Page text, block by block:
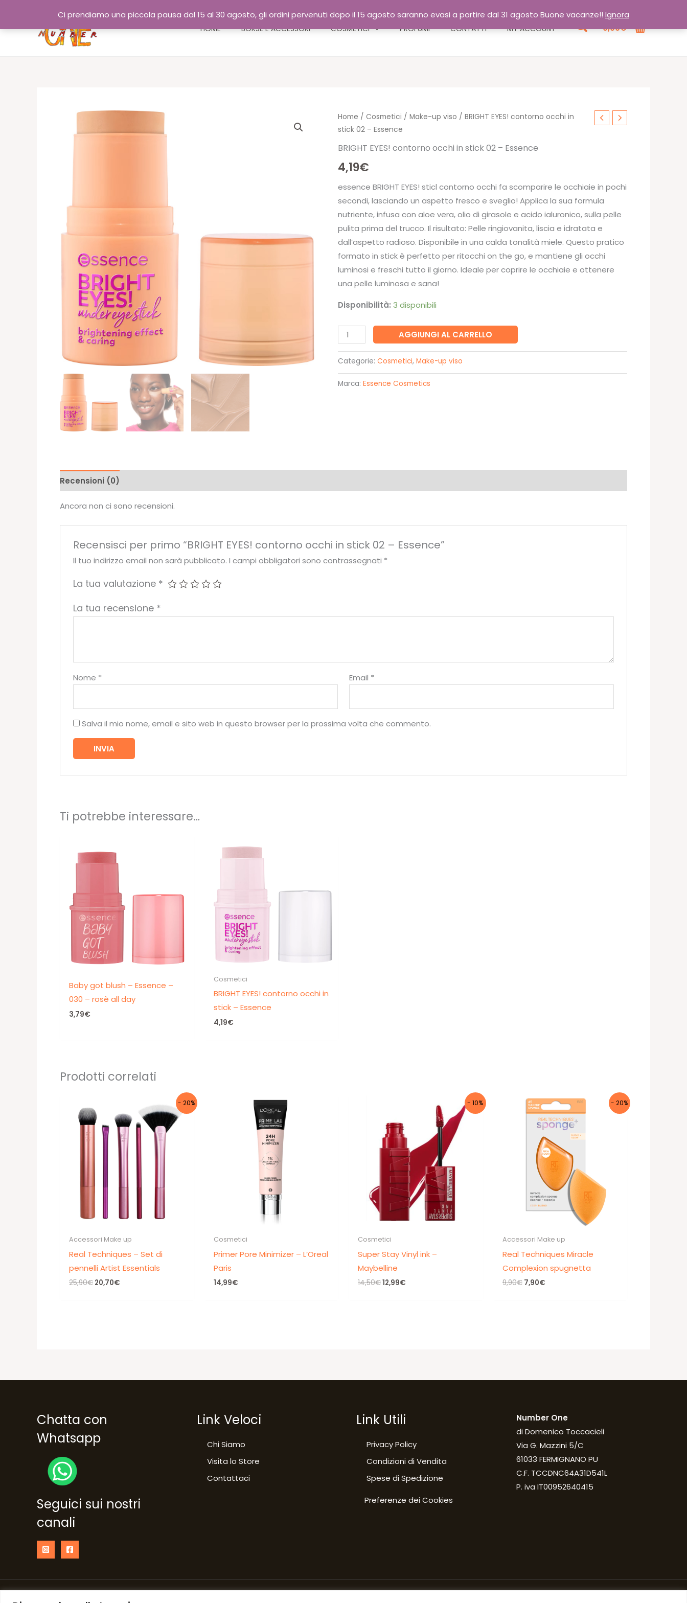
Ci prendiamo una piccola pausa dal 15 al 30 agosto, gli ordini pervenuti dopo il 15 agosto saranno evasi a partire dal 31 agosto Buone vacanze!! Ignora
contenuto
HOME BORSE E ACCESSORI COSMETICI PROFUMI CONTATTI MY ACCOUNT Cerca
0,00€
Home / Cosmetici / Make-up viso / BRIGHT EYES! contorno occhi in
stick 02 – Essence
BRIGHT EYES! contorno occhi in stick 02 – Essence
4,19€
essence BRIGHT EYES! sticl contorno occhi fa scomparire le occhiaie in pochi
secondi, lasciando un aspetto fresco e sveglio! Applica la sua formula
nutriente, infusa con aloe vera, olio di girasole e acido ialuronico, sulla pelle
pulita prima del trucco. Il risultato: Pelle ringiovanita, liscia e idratata e
dall’aspetto radioso. Disponibile in una calda tonalità miele. Questo pratico
formato in stick è perfetto per ritocchi on the go, e mantiene gli occhi
luminosi e freschi tutto il giorno. Ideale per coprire le occhiaie e ottenere
una pelle luminosa e sana!
Disponibilità: 3 disponibili
BRIGHT
EYES!
contorno
occhi
in
AGGIUNGI AL CARRELLO
Categorie: Cosmetici, Make-up viso
Marca: Essence Cosmetics
Recensioni (0)
Ancora non ci sono recensioni.
Recensisci per primo “BRIGHT EYES! contorno occhi in stick 02 – Essence”
Il tuo indirizzo email non sarà pubblicato. I campi obbligatori sono contrassegnati *
La tua valutazione *
La tua recensione *
Nome * Email *
Salva il mio nome, email e sito web in questo browser per la prossima volta che commento.
Ti potrebbe interessare…
Baby got blush – Essence –
030 – rosè all day
3,79€
Cosmetici
BRIGHT EYES! contorno occhi in
stick – Essence
4,19€
Prodotti correlati
- 20%
Accessori Make up
Real Techniques – Set di
pennelli Artist Essentials
25,90€ Il
20,70€
Cosmetici
Primer Pore Minimizer – L’Oreal
Paris
14,99€
- 10%
Cosmetici
Super Stay Vinyl ink –
Maybelline
14,50€Il
12,99€
- 20%
Accessori Make up
Real Techniques Miracle
Complexion spugnetta
9,90€ Il
7,90€Il
Chatta con
Whatsapp
Seguici sui nostri
canali
Link Veloci
Chi Siamo
Visita lo Store
Contattaci
Link Utili
Privacy Policy
Condizioni di Vendita
Spese di Spedizione
Preferenze dei Cookies
Number One
di Domenico Toccacieli
Via G. Mazzini 5/C
61033 FERMIGNANO PU
C.F. TCCDNC64A31D541L
P. iva IT00952640415
10%
Autorizzo il trattamento dei dati